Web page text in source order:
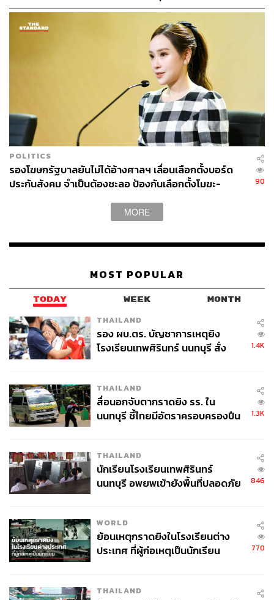
พล.ท. พงศกร รอดชมภู รองหัวหน้าพรรคคนที่ 3 เป็นอดีต
นักเรียนเตรียมทหารรุ่นที่ 14 และอดีตรองเลขาธิการสภาค
วามมั่นคงแห่งชาติ ปัจจุบันเกษียณอายุราชการแล้ว แต่ยังคง
เขียนบทความและนำเสนอความคิดเห็นเกี่ยวกับด้านการ
ทหาร การต่างประเทศอย่างต่อเนื่อง
พรรณิการ์ วานิช โฆษกพรรค จบการศึกษาปริญญาตรีจาก
การเมืองโลกจากวิทยาลัยเศรษฐศาสตร์และรัฐศาสตร์แห่ง
ลอนดอน อดีตบรรณาธิการฝ่ายต่างประเทศ สถานีโทรทัศน์
วอยซ์ทีวี เคยเป็นผู้ดำเนินรายการวิเคราะห์ข่าวTonight
Thailand, Voice Insight, The Chat Room, Divas’ Café
ดร.สุรชัย ศรีสารคาม อดีตปลัดกระทรวงเทคโนโลยี
สารสนเทศและการสื่อสาร จบปริญญาตรี นิติศาสตร์บัณฑิต
มหาวิทยาลัยรูสเวลต์ สหรัฐอเมริกา เป็นอดีตรองผู้ว่าราชการ
หลายจังหวัด และผู้ว่าราชการจังหวัดนครนายก ก่อนโอนมา
นั่งเป็นปลัดไอซีที
ความโปร่งใสต้องเป็นมาตรฐานเดียวกัน
POLITICS
รองโฆษกรัฐบาลยันไม่ได้อ้างศาลฯ เลื่อนเลือกตั้งบอร์ด
ประกันสังคม จำเป็นต้องชะลอ ป้องกันเลือกตั้งโมฆะ-
90
MORE
MOST POPULAR
TODAY WEEK MONTH
THAILAND
รอง ผบ.ตร. บัญชาการเหตุยิง
โรงเรียนเทพศิรินทร์ นนทบุรี สั่ง
1.4K
THAILAND
สื่อนอกจับตากราดยิง รร. ใน
นนทบุรี ชี้ไทยมีอัตราครอบครองปืน
1.3K
THAILAND
นักเรียนโรงเรียนเทพศิรินทร์
นนทบุรี อพยพเข้ายังพื้นที่ปลอดภัย
846
WORLD
ย้อนเหตุกราดยิงในโรงเรียนต่าง
ประเทศ ที่ผู้ก่อเหตุเป็นนักเรียน
770
THAILAND